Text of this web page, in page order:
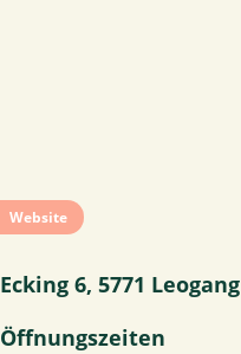
Website
Ecking 6, 5771 Leogang
Öffnungszeiten